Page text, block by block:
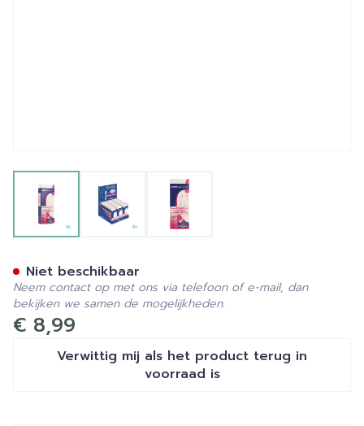
View larger imageView larger imageView larger image
€ 8,99
Verwittig mij als het product terug in
voorraad is
Niet beschikbaar
Neem contact op met ons via telefoon of e-mail, dan
bekijken we samen de mogelijkheden.